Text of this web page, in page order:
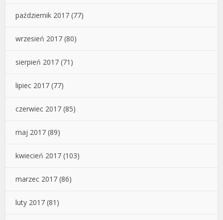
październik 2017 (77)
wrzesień 2017 (80)
sierpień 2017 (71)
lipiec 2017 (77)
czerwiec 2017 (85)
maj 2017 (89)
kwiecień 2017 (103)
marzec 2017 (86)
luty 2017 (81)